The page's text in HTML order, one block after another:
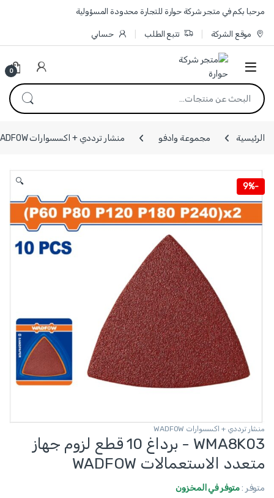
Skip to navigation
Skip to content
مرحبا بكم في متجر شركة حوارة للتجارة محدودة المسؤولية
موقع الشركة تتبع الطلب حسابي
0
البحث عن:
الرئيسية مجموعة وادفو منشار ترددي + اكسسوارات WADFOW
-
9%
🔍
منشار ترددي + اكسسوارات WADFOW
WMA8K03 - برداغ 10 قطع لزوم جهاز
متعدد الاستعمالات WADFOW
متوفر :متوفر في المخزون